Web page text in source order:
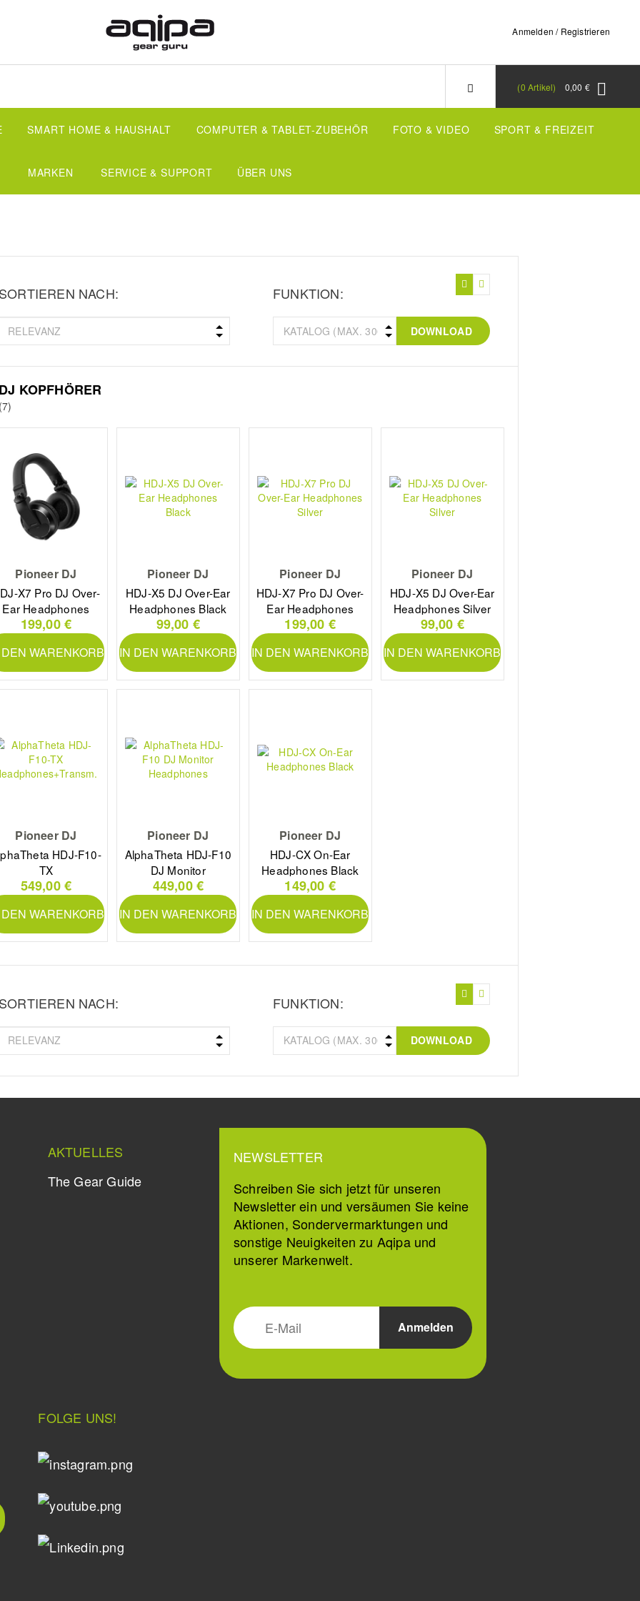
Anmelden / Registrieren
0,00 €
0 Artikel
SMART HOME & HAUSHALT COMPUTER & TABLET-ZUBEHÖR FOTO & VIDEO SPORT & FREIZEIT
MARKEN SERVICE & SUPPORT ÜBER UNS
SORTIEREN NACH: FUNKTION:
DOWNLOAD
DJ KOPFHÖRER
(7)
Pioneer DJ
X7 Pro DJ Over-
Ear Headphones
Black
199,00 €
WARENKORB
Pioneer DJ
HDJ-X5 DJ Over-Ear
Headphones Black
99,00 €
IN DEN WARENKORB
Pioneer DJ
HDJ-X7 Pro DJ Over-
Ear Headphones
Silver
199,00 €
IN DEN WARENKORB
Pioneer DJ
HDJ-X5 DJ Over-Ear
Headphones Silver
99,00 €
IN DEN WARENKORB
Pioneer DJ
HDJ-F10-
TX
549,00 €
WARENKORB
Pioneer DJ
AlphaTheta HDJ-F10
DJ Monitor
Headphones
449,00 €
IN DEN WARENKORB
Pioneer DJ
HDJ-CX On-Ear
Headphones Black
149,00 €
IN DEN WARENKORB
SORTIEREN NACH: FUNKTION:
DOWNLOAD
AKTUELLES
The Gear Guide
NEWSLETTER
Schreiben Sie sich jetzt für unseren
Newsletter ein und versäumen Sie keine
Aktionen, Sondervermarktungen und
sonstige Neuigkeiten zu Aqipa und
unserer Markenwelt.
FOLGE UNS!